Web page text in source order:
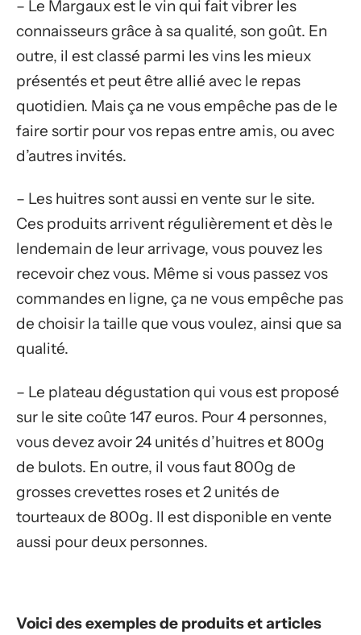
– Le Margaux est le vin qui fait vibrer les
connaisseurs grâce à sa qualité, son goût. En
outre, il est classé parmi les vins les mieux
présentés et peut être allié avec le repas
quotidien. Mais ça ne vous empêche pas de le
faire sortir pour vos repas entre amis, ou avec
d’autres invités.
– Les huitres sont aussi en vente sur le site.
Ces produits arrivent régulièrement et dès le
lendemain de leur arrivage, vous pouvez les
recevoir chez vous. Même si vous passez vos
commandes en ligne, ça ne vous empêche pas
de choisir la taille que vous voulez, ainsi que sa
qualité.
– Le plateau dégustation qui vous est proposé
sur le site coûte 147 euros. Pour 4 personnes,
vous devez avoir 24 unités d’huitres et 800g
de bulots. En outre, il vous faut 800g de
grosses crevettes roses et 2 unités de
tourteaux de 800g. Il est disponible en vente
aussi pour deux personnes.
Voici des exemples de produits et articles